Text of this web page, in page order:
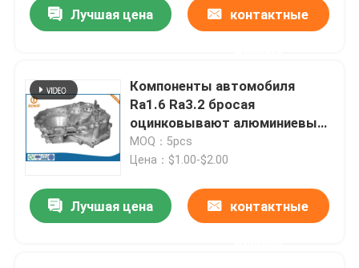
Лучшая цена контактные
Компоненты автомобиля
Ra1.6 Ra3.2 бросая
оцинковывают алюминиевый
материал
MOQ：5pcs
Цена：$1.00-$2.00
Лучшая цена контактные